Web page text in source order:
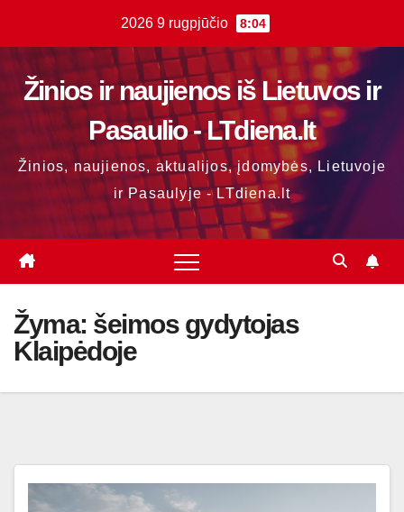
content
2026 9 rugpjūčio 8:04
Žinios ir naujienos iš Lietuvos ir
Pasaulio - LTdiena.lt
Žinios, naujienos, aktualijos, įdomybės, Lietuvoje
ir Pasaulyje - LTdiena.lt
Žyma: šeimos gydytojas
Klaipėdoje